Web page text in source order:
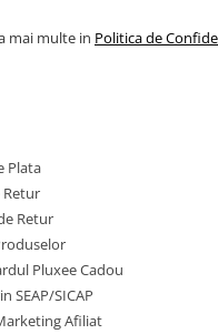
mai multe in Politica de
Plata
Retur
Retur
Pluxee Cadou
SEAP/SICAP
Afiliat